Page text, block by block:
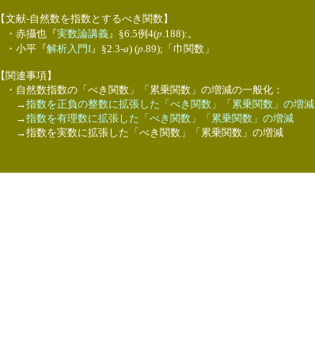
【文献-自然数を指数とするべき関数】
・赤攝也『実数論講義 』§6.5例4(p .188):。
・小平『解析入門I 』§2.3-a) (p.89);「巾関数」
【関連事項】
・自然数指数の「べき関数」「累乗関数」の増減の一般化：
→指数を正負の整数に拡張した「べき関数」「累乗関数」の増減
→指数を有理数に拡張した「べき関数」「累乗関数」の増減
→指数を実数に拡張した「べき関数」「累乗関数」の増減